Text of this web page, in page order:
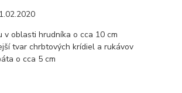
v oblasti hrudníka o cca 10 cm
tvar chrbtových krídiel a rukávov
o cca 5 cm